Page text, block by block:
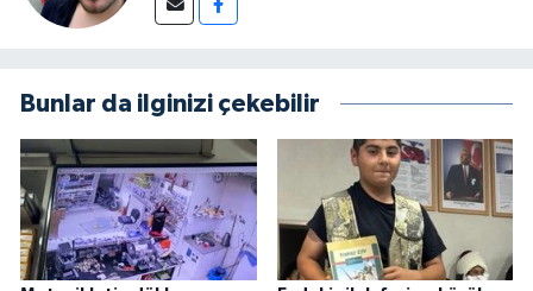
Bunlar da ilginizi çekebilir